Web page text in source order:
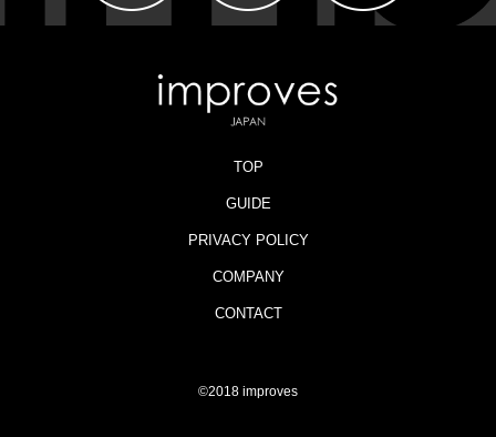
TOP
GUIDE
PRIVACY POLICY
COMPANY
CONTACT
©2018 improves